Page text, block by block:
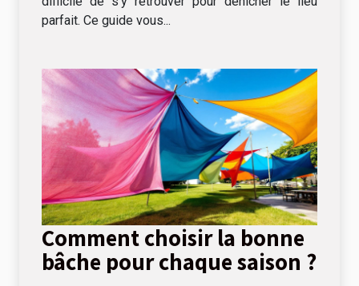
parfait. Ce guide vous...
Comment choisir la bonne
bâche pour chaque saison ?